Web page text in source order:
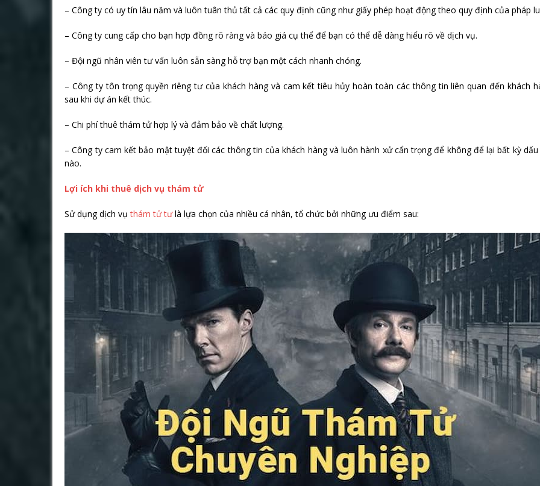
– Công ty có uy tín lâu năm và luôn tuân thủ tất cả các quy định cũng như giấy phép hoạt động theo quy định của pháp
– Công ty cung cấp cho bạn hợp đồng rõ ràng và báo giá cụ thể để bạn có thể dễ dàng hiểu rõ về dịch vụ.
– Đội ngũ nhân viên tư vấn luôn sẵn sàng hỗ trợ bạn một cách nhanh chóng.
– Công ty tôn trọng quyền riêng tư của khách hàng và cam kết tiêu hủy hoàn toàn các thông tin liên quan đến khách
sau khi dự án kết thúc.
– Chi phí thuê thám tử hợp lý và đảm bảo về chất lượng.
– Công ty cam kết bảo mật tuyệt đối các thông tin của khách hàng và luôn hành xử cẩn trọng để không để lại bất kỳ
nào.
Lợi ích khi thuê dịch vụ thám tử
Sử dụng dịch vụthám tử tưlà lựa chọn của nhiều cá nhân, tổ chức bởi những ưu điểm sau: